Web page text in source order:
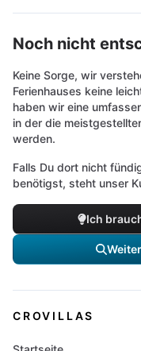
Noch nicht
Keine Sorge, wir
Ferienhauses keine
haben wir eine
in der die
werden.
Falls Du dort nicht
benötigst, steht unser
Ich
CROVILLAS